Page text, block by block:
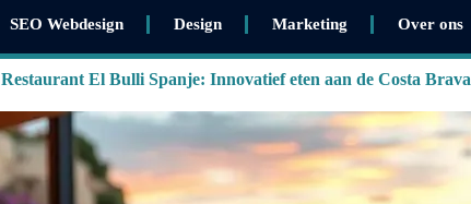
SEO Webdesign Design Marketing Over ons
Restaurant El Bulli Spanje: Innovatief eten aan de Costa Brava